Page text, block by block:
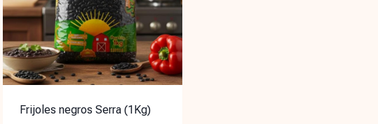
Frijoles negros Serra (1Kg)